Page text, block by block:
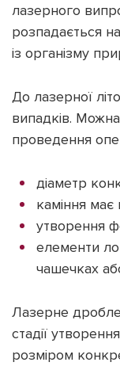
Розслідування
Погляди
Ініціативи
Лонгріди
Зв'язатися з нами
Політика
Наші соц мережі
лазерного
розпадається
із організму
До лазерної
випадків.
проведення
діаметр
каміння має
утворення
елементи
чашечках
Лазерне
стадії
розміром